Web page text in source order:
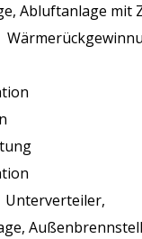
Abluftanlage mit